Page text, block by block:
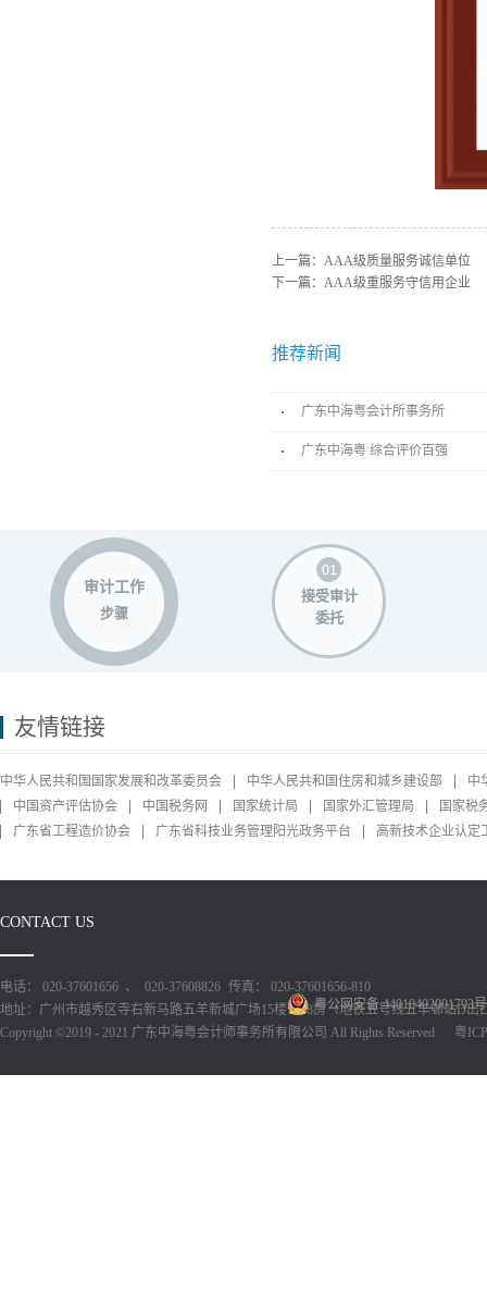
上一篇： AAA级质量服务诚信单位
下一篇： AAA级重服务守信用企业
推荐新闻
广东中海粤会计所事务所
广东中海粤 综合评价百强
审计工作
步骤
接受审计
委托
友情链接
中华人民共和国国家发展和改革委员会 中华人民共和国住房和城乡建设部
中
中国资产评估协会
中国税务网 国家统计局 国家外汇管理局
国家税
广东省工程造价协会
广东省科技业务管理阳光政务平台 高新技术企业认定
CONTACT US
电话： 020-37601656 、 020-37608826 传真： 020-37601656-810
地址：广州市越秀区寺右新马路五羊新城广场15楼1518房（地铁五号线五羊邨站D出
Copyright ©2019 - 2021 广东中海粤会计师事务所有限公司 All Rights Reserved
粤ICP
粤公网安备 44010402001793号